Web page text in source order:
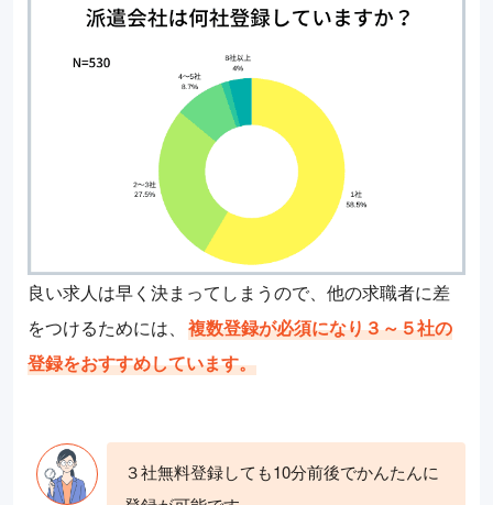
良い求人は早く決まってしまうので、他の求職者に差
をつけるためには、 複数登録が必須になり３～５社の
登録をおすすめしています。
３社無料登録しても10分前後でかんたんに